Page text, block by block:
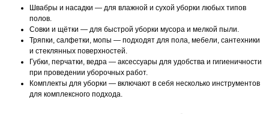
Швабры и насадки — для влажной и сухой уборки любых типов
полов.
Совки и щётки — для быстрой уборки мусора и мелкой пыли.
Тряпки, салфетки, мопы — подходят для пола, мебели, сантехники
и стеклянных поверхностей.
Губки, перчатки, ведра — аксессуары для удобства и гигиеничности
при проведении уборочных работ.
Комплекты для уборки — включают в себя несколько инструментов
для комплексного подхода.